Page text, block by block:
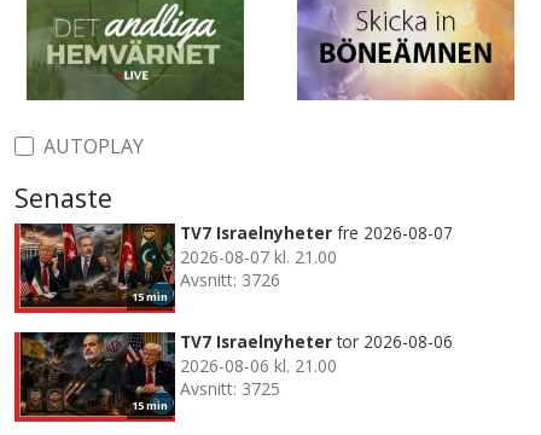
AUTOPLAY
Senaste
15 min
TV7 Israelnyheter fre 2026-08-07
2026-08-07 kl. 21.00
Avsnitt: 3726
15 min
TV7 Israelnyheter tor 2026-08-06
2026-08-06 kl. 21.00
Avsnitt: 3725